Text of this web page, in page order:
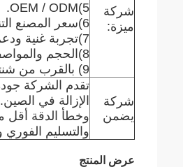
شركة
ميزة:
5)
OEM / ODM.
6) سعر المصنع
7) تجربة غنية ودعم تقني
8) الحجم
9) بالقرب من شنتشن وهونج كونج ، وسائل النقل المريحة.
شركة
يضمن
تقدم الشركة
الإزالة في
والتسليم
عرض المنتج